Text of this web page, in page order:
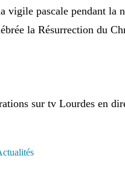
vigile pascale pendant la
la Résurrection du
sur tv Lourdes en